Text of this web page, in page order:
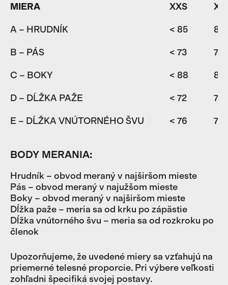
MIERA XXS XS
A – HRUDNÍK < 85
B – PÁS < 73
C – BOKY < 88
D – DĹŽKA PAŽE < 72
E – DĹŽKA VNÚTORNÉHO ŠVU < 76
BODY MERANIA:
Hrudník – obvod meraný v najširšom mieste
Pás – obvod meraný v najužšom mieste
Boky – obvod meraný v najširšom mieste
Dĺžka paže – meria sa od krku po zápästie
Dĺžka vnútorného švu – meria sa od rozkroku po
členok
Upozorňujeme, že uvedené miery sa vzťahujú na
priemerné telesné proporcie. Pri výbere veľkosti
zohľadni špecifiká svojej postavy.